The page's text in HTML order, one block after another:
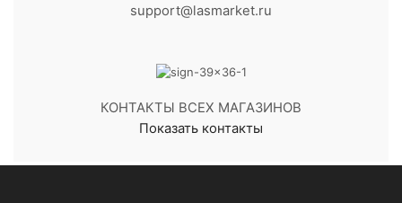
support@lasmarket.ru
КОНТАКТЫ ВСЕХ МАГАЗИНОВ
Показать контакты